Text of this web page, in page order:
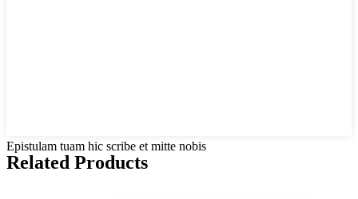
Epistulam tuam hic scribe et mitte nobis
Related Products